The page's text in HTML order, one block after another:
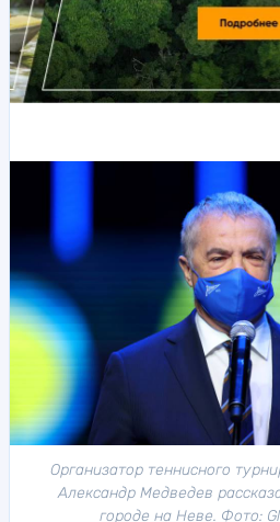
Организатор теннисного
Александр Медведев
городе на Неве. Фото: